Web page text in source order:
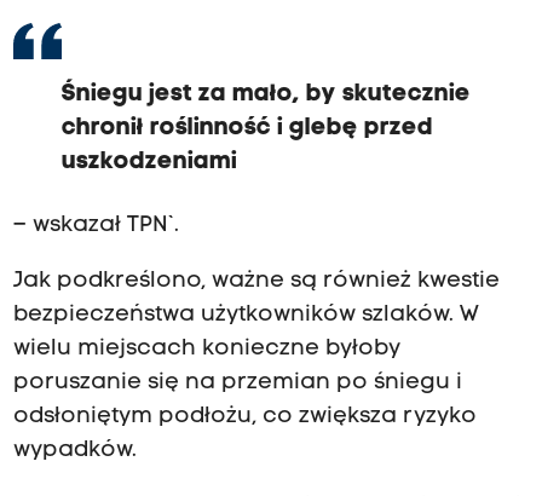
Śniegu jest za mało, by skutecznie
chronił roślinność i glebę przed
uszkodzeniami
– wskazał TPN`.
Jak podkreślono, ważne są również kwestie
bezpieczeństwa użytkowników szlaków. W
wielu miejscach konieczne byłoby
poruszanie się na przemian po śniegu i
odsłoniętym podłożu, co zwiększa ryzyko
wypadków.